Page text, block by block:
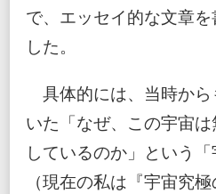
で、エッセイ的な文章
した。
具体的には、当時か
いた「なぜ、この宇宙
しているのか」という「
（現在の私は『宇宙究